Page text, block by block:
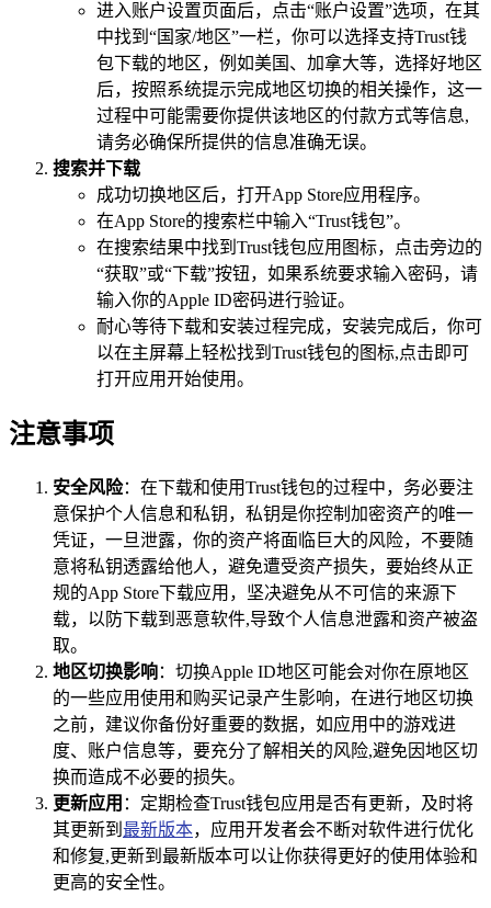
进入账户设置页面后，点击“账户设置”选项，在其
中找到“国家/地区”一栏，你可以选择支持Trust钱
包下载的地区，例如美国、加拿大等，选择好地区
后，按照系统提示完成地区切换的相关操作，这一
过程中可能需要你提供该地区的付款方式等信息,
请务必确保所提供的信息准确无误。
搜索并下载
成功切换地区后，打开App Store应用程序。
在App Store的搜索栏中输入“Trust钱包”。
在搜索结果中找到Trust钱包应用图标，点击旁边的
“获取”或“下载”按钮，如果系统要求输入密码，请
输入你的Apple ID密码进行验证。
耐心等待下载和安装过程完成，安装完成后，你可
以在主屏幕上轻松找到Trust钱包的图标,点击即可
打开应用开始使用。
注意事项
安全风险：在下载和使用Trust钱包的过程中，务必要注
意保护个人信息和私钥，私钥是你控制加密资产的唯一
凭证，一旦泄露，你的资产将面临巨大的风险，不要随
意将私钥透露给他人，避免遭受资产损失，要始终从正
规的App Store下载应用，坚决避免从不可信的来源下
载，以防下载到恶意软件,导致个人信息泄露和资产被盗
取。
地区切换影响：切换Apple ID地区可能会对你在原地区
的一些应用使用和购买记录产生影响，在进行地区切换
之前，建议你备份好重要的数据，如应用中的游戏进
度、账户信息等，要充分了解相关的风险,避免因地区切
换而造成不必要的损失。
更新应用 ：定期检查Trust钱包应用是否有更新，及时将
其更新到 最新版本，应用开发者会不断对软件进行优化
和修复,更新到最新版本可以让你获得更好的使用体验和
更高的安全性。